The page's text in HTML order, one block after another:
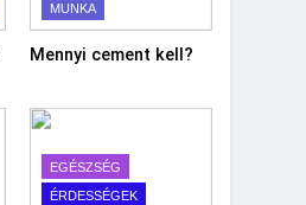
MUNKA
Mennyi cement kell?
EGÉSZSÉG
ÉRDESSÉGEK